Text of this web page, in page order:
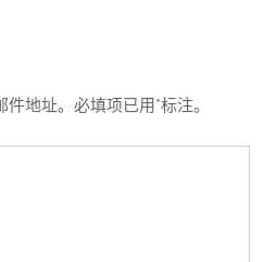
地址。必填项已用*标注。